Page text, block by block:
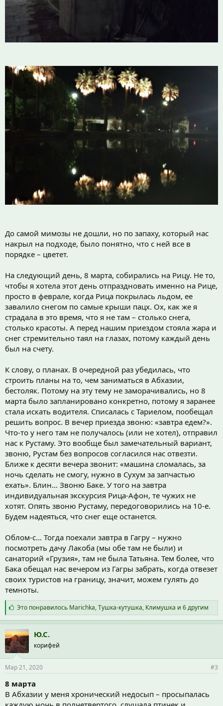
До самой мимозы не дошли, но по запаху, который нас
накрыл на подходе, было понятно, что с ней все в
порядке – цветет.
На следующий день, 8 марта, собирались на Рицу. Не то,
чтобы я хотела этот день отпраздновать именно на Рице,
просто в феврале, когда Рица покрылась льдом, ее
завалило снегом по самые крыши пацх. Ох, как же я
страдала в это время, что я не там – столько снега,
столько красоты. А перед нашим приездом стояла жара и
снег стремительно таял на глазах, потому каждый день
был на счету.
К слову, о планах. В очередной раз убедилась, что
строить планы на то, чем заниматься в Абхазии,
бестоляк. Потому на эту тему не заморачивались, но 8
марта было запланировано конкретно, потому я заранее
стала искать водителя. Списалась с Тариелом, пообещал
решить вопрос. В вечер приезда звоню: «завтра едем?».
Что-то у него там не получалось (или не хотел), отправил
нас к Рустаму. Это вообще был замечательный вариант,
звоню, Рустам без вопросов согласился нас отвезти.
Ближе к десяти вечера звонит: «машина сломалась, за
ночь сделать не смогу, нужно в Сухум за запчастью
ехать». Блин… Звоню Баке. У того на завтра
индивидуальная экскурсия Рица-Афон, те чужих не
хотят. Опять звоню Рустаму, передоговорились на 10-е.
Будем надеяться, что снег еще останется.
Облом-с… Тогда поехали завтра в Гагру – нужно
посмотреть дачу Лакоба (мы обе там не были) и
санаторий «Грузия», там не была Татьяна. Тем более, что
Бака обещал нас вечером из Гагры забрать, когда отвезет
своих туристов на границу, значит, можем гулять до
темноты.
С
и
м
п
а
т
и
:
Это понравилось Marichka,Тушка-кутушка, Климушка и 6 другим
Ю.С.
корифей
Мар 21, 2020 #3
8 марта
В Абхазии у меня хронический недосып – просыпалась